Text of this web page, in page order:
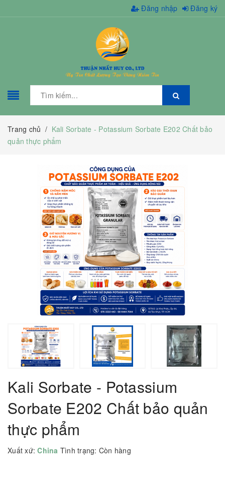
Đăng nhập Đăng ký
Trang chủ / Kali Sorbate - Potassium Sorbate E202 Chất bảo
quản thực phẩm
Kali Sorbate - Potassium
Sorbate E202 Chất bảo quản
thực phẩm
Xuất xứ: China Tình trạng: Còn hàng